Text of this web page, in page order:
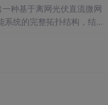
种基于离网光伏直流微网
统的完整拓扑结构，结合
环境中搭建全系统仿
电能质量水平。; 适合
仿